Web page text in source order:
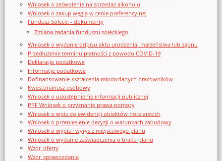
Wniosek o zezwolenie na sprzedaz alkoholu
Wniosek o zakup węgla w cenie preferencyjnej
Fundusz Sołecki - dokumenty
Zmiana zadania funduszu sołeckiego
Wniosek o wydanie odpisu aktu urodzenia, małżeństwa lub zgonu
Przedłużenie terminu płatności z powodu COVID-19
Deklaracje podatkowe
Informacje podatkowe
Dofinansowanie kształcenia młodocianych pracowników
Kwestonariusz osobowy
Wniosek o udostępnienie informacji publicznej
PPF Wniosek o przyznanie prawa pomocy
Wniosek o wpis do ewidencji obiektów hotelarskich
Wniosek o przeniesienie decyzji o warunkach zabudowy
Wniosek o wypis i wyrys z miejscowego planu
Wniosek o wydanie zaświadczenia o braku planu
Wzor_oferty
Wzor_sprawozdania